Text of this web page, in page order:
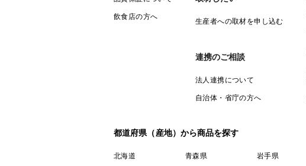
飲食店の方へ
生産者への取材を申し込む
連携のご相談
法人連携について
自治体・省庁の方へ
都道府県（産地）から商品を探す
北海道 青森県 岩手県